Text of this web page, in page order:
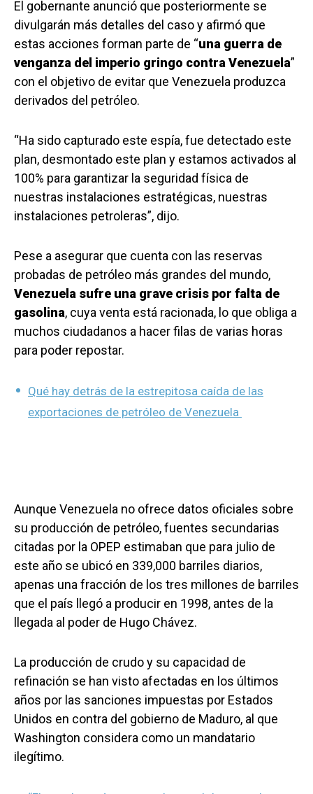
El gobernante anunció que posteriormente se
divulgarán más detalles del caso y afirmó que
estas acciones forman parte de “una guerra de
venganza del imperio gringo contra Venezuela”
con el objetivo de evitar que Venezuela produzca
derivados del petróleo.
“Ha sido capturado este espía, fue detectado este
plan, desmontado este plan y estamos activados al
100% para garantizar la seguridad física de
nuestras instalaciones estratégicas, nuestras
instalaciones petroleras”, dijo.
Pese a asegurar que cuenta con las reservas
probadas de petróleo más grandes del mundo,
Venezuela sufre una grave crisis por falta de
gasolina, cuya venta está racionada, lo que obliga a
muchos ciudadanos a hacer filas de varias horas
para poder repostar.
Qué hay detrás de la estrepitosa caída de las
exportaciones de petróleo de Venezuela
Aunque Venezuela no ofrece datos oficiales sobre
su producción de petróleo, fuentes secundarias
citadas por la OPEP estimaban que para julio de
este año se ubicó en 339,000 barriles diarios,
apenas una fracción de los tres millones de barriles
que el país llegó a producir en 1998, antes de la
llegada al poder de Hugo Chávez.
La producción de crudo y su capacidad de
refinación se han visto afectadas en los últimos
años por las sanciones impuestas por Estados
Unidos en contra del gobierno de Maduro, al que
Washington considera como un mandatario
ilegítimo.